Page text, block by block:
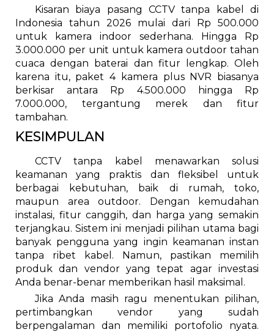
Kisaran biaya pasang CCTV tanpa kabel di
Indonesia tahun 2026 mulai dari Rp 500.000
untuk kamera indoor sederhana. Hingga Rp
3.000.000 per unit untuk kamera outdoor tahan
cuaca dengan baterai dan fitur lengkap. Oleh
karena itu, paket 4 kamera plus NVR biasanya
berkisar antara Rp 4.500.000 hingga Rp
7.000.000, tergantung merek dan fitur
tambahan.
KESIMPULAN
CCTV tanpa kabel menawarkan solusi
keamanan yang praktis dan fleksibel untuk
berbagai kebutuhan, baik di rumah, toko,
maupun area outdoor. Dengan kemudahan
instalasi, fitur canggih, dan harga yang semakin
terjangkau. Sistem ini menjadi pilihan utama bagi
banyak pengguna yang ingin keamanan instan
tanpa ribet kabel. Namun, pastikan memilih
produk dan vendor yang tepat agar investasi
Anda benar-benar memberikan hasil maksimal.
Jika Anda masih ragu menentukan pilihan,
pertimbangkan vendor yang sudah
berpengalaman dan memiliki portofolio nyata.